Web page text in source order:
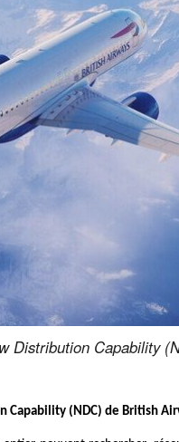
Distribution Capability
(NDC) de British